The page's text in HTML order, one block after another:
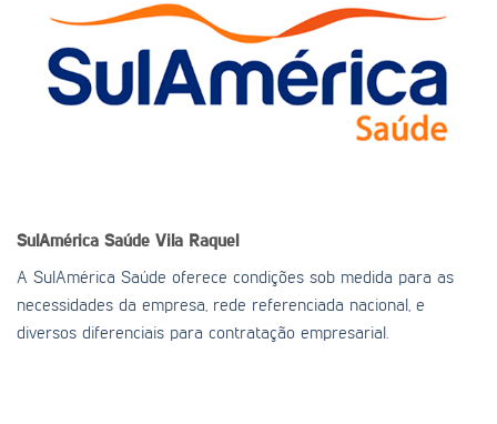
SulAmérica Saúde Vila Raquel
A SulAmérica Saúde oferece condições sob medida para as
necessidades da empresa, rede referenciada nacional, e
diversos diferenciais para contratação empresarial.